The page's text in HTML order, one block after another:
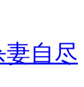
自尽